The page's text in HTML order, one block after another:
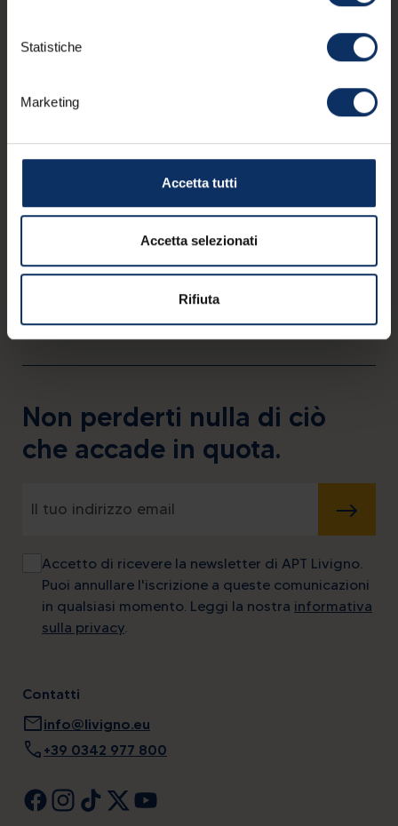
Statistiche
Marketing
Accetta tutti
Accetta selezionati
Rifiuta
interessato anche a
Non perderti nulla di ciò
che accade in quota.
INVIA
Accetto di ricevere la newsletter di APT Livigno.
Puoi annullare l'iscrizione a queste comunicazioni
in qualsiasi momento. Leggi la nostra informativa
sulla privacy.
Contatti
mailinfo@livigno.eu
call +39 0342 977 800